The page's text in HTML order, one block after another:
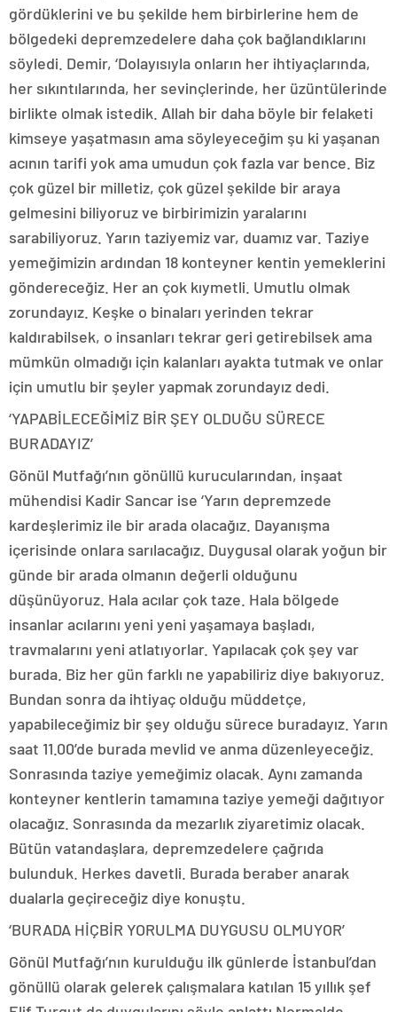
gördüklerini ve bu şekilde hem birbirlerine hem de
bölgedeki depremzedelere daha çok bağlandıklarını
söyledi. Demir, ‘Dolayısıyla onların her ihtiyaçlarında,
her sıkıntılarında, her sevinçlerinde, her üzüntülerinde
birlikte olmak istedik. Allah bir daha böyle bir felaketi
kimseye yaşatmasın ama söyleyeceğim şu ki yaşanan
acının tarifi yok ama umudun çok fazla var bence. Biz
çok güzel bir milletiz, çok güzel şekilde bir araya
gelmesini biliyoruz ve birbirimizin yaralarını
sarabiliyoruz. Yarın taziyemiz var, duamız var. Taziye
yemeğimizin ardından 18 konteyner kentin yemeklerini
göndereceğiz. Her an çok kıymetli. Umutlu olmak
zorundayız. Keşke o binaları yerinden tekrar
kaldırabilsek, o insanları tekrar geri getirebilsek ama
mümkün olmadığı için kalanları ayakta tutmak ve onlar
için umutlu bir şeyler yapmak zorundayız dedi.
‘YAPABİLECEĞİMİZ BİR ŞEY OLDUĞU SÜRECE
BURADAYIZ’
Gönül Mutfağı’nın gönüllü kurucularından, inşaat
mühendisi Kadir Sancar ise ‘Yarın depremzede
kardeşlerimiz ile bir arada olacağız. Dayanışma
içerisinde onlara sarılacağız. Duygusal olarak yoğun bir
günde bir arada olmanın değerli olduğunu
düşünüyoruz. Hala acılar çok taze. Hala bölgede
insanlar acılarını yeni yeni yaşamaya başladı,
travmalarını yeni atlatıyorlar. Yapılacak çok şey var
burada. Biz her gün farklı ne yapabiliriz diye bakıyoruz.
Bundan sonra da ihtiyaç olduğu müddetçe,
yapabileceğimiz bir şey olduğu sürece buradayız. Yarın
saat 11.00’de burada mevlid ve anma düzenleyeceğiz.
Sonrasında taziye yemeğimiz olacak. Aynı zamanda
konteyner kentlerin tamamına taziye yemeği dağıtıyor
olacağız. Sonrasında da mezarlık ziyaretimiz olacak.
Bütün vatandaşlara, depremzedelere çağrıda
bulunduk. Herkes davetli. Burada beraber anarak
dualarla geçireceğiz diye konuştu.
‘BURADA HİÇBİR YORULMA DUYGUSU OLMUYOR’
Gönül Mutfağı’nın kurulduğu ilk günlerde İstanbul’dan
gönüllü olarak gelerek çalışmalara katılan 15 yıllık şef